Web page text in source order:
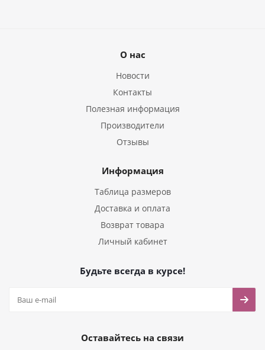
О нас
Новости
Контакты
Полезная информация
Производители
Отзывы
Информация
Таблица размеров
Доставка и оплата
Возврат товара
Личный кабинет
Будьте всегда в курсе!
Оставайтесь на связи